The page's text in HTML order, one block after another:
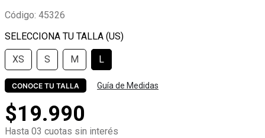
Código: 45326
XS S M L
CONOCE TU TALLA Guía de Medidas
$19.990
Hasta 03 cuotas sin interés